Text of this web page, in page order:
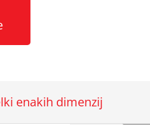
enakih dimenzij